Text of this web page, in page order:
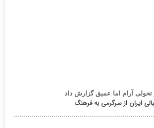
تحولی آرام اما عمیق گزارش داد
ایران از سرگرمی به فرهنگ